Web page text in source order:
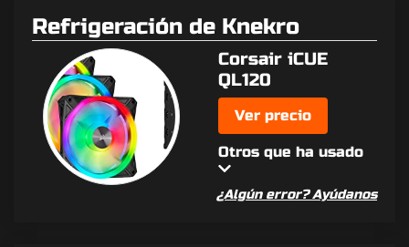
Refrigeración de Knekro
Corsair iCUE
QL120
Ver precio
Otros que ha usado
¿Algún error? Ayúdanos